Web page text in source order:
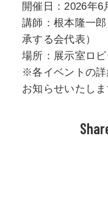
開催日：2026年6
講師：根本隆一
承する会代表）
場所：展示室ロビ
※各イベントの
お知らせいたしま